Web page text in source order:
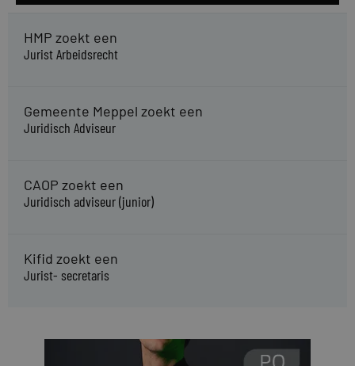
HMP zoekt een
Jurist Arbeidsrecht
Gemeente Meppel zoekt een
Juridisch Adviseur
CAOP zoekt een
Juridisch adviseur (junior)
Kifid zoekt een
Jurist- secretaris